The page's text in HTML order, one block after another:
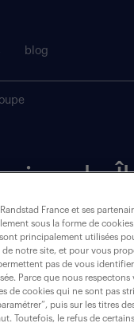
blog
rh,
France et ses
sous la forme de
principalement utilisées
notre site, et pour vous
pas de vous
Parce que nous
de cookies qui ne sont pas
puis sur les titres
Toutefois, le refus de